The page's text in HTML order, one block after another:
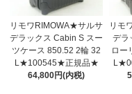
リモワRIMOWA★サルサ
デラックス Cabin S スー
ツケース 850.52 2輪 32
L★100545★正規品★
64,800円(内税)
リモ
デラ
ロー